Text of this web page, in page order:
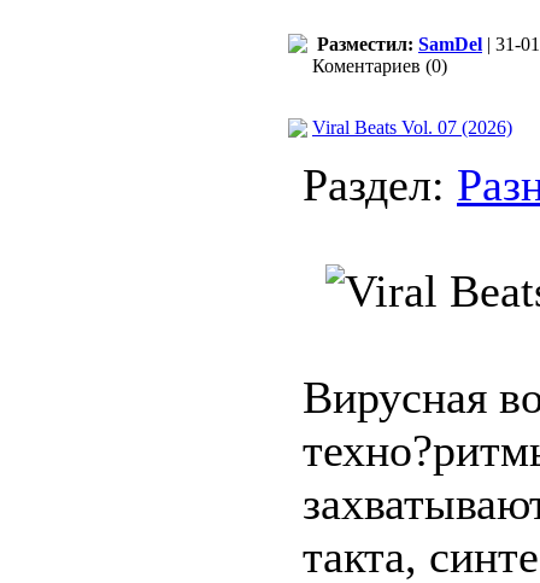
Разместил: SamDel | 31-
Коментариев (0)
Viral Beats Vol. 07 (2026)
Раздел:
Вирусная
такта,